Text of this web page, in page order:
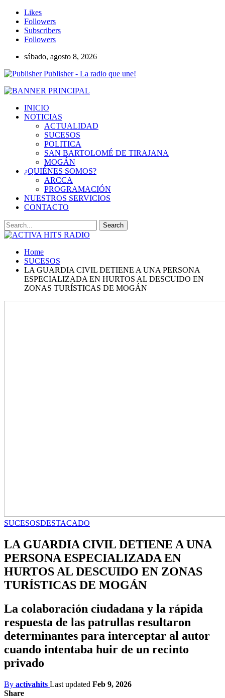
Likes
Followers
Subscribers
Followers
sábado, agosto 8, 2026
Publisher - La radio que une!
INICIO
NOTICIAS
ACTUALIDAD
SUCESOS
POLITICA
SAN BARTOLOMÉ DE TIRAJANA
MOGÁN
¿QUIÉNES SOMOS?
ARCCA
PROGRAMACIÓN
NUESTROS SERVICIOS
CONTACTO
Home
SUCESOS
LA GUARDIA CIVIL DETIENE A UNA PERSONA
ESPECIALIZADA EN HURTOS AL DESCUIDO EN
ZONAS TURÍSTICAS DE MOGÁN
SUCESOSDESTACADO
LA GUARDIA CIVIL DETIENE A UNA
PERSONA ESPECIALIZADA EN
HURTOS AL DESCUIDO EN ZONAS
TURÍSTICAS DE MOGÁN
La colaboración ciudadana y la rápida
respuesta de las patrullas resultaron
determinantes para interceptar al autor
cuando intentaba huir de un recinto
privado
By activahits Last updated Feb 9, 2026
Share